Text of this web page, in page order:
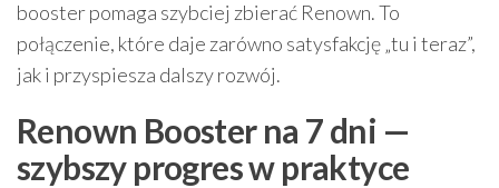
booster pomaga szybciej zbierać Renown. To
połączenie, które daje zarówno satysfakcję „tu i teraz”,
jak i przyspiesza dalszy rozwój.
Renown Booster na 7 dni —
szybszy progres w praktyce